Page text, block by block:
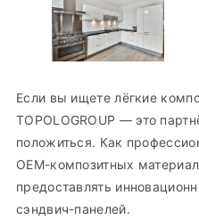
Если вы ищете лёгкие
TOPOLOGROUP — это
положиться. Как
OEM-композитных
предоставлять
сэндвич-панелей.